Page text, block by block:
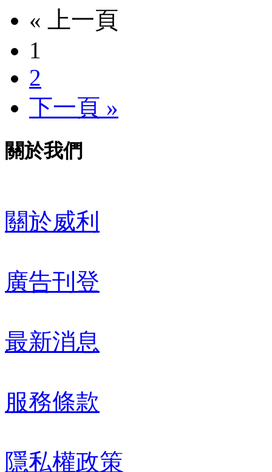
« 上一頁
1
2
下一頁 »
關於我們
關於威利
廣告刊登
最新消息
服務條款
隱私權政策